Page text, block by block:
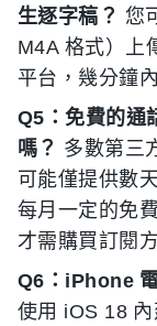
生逐字稿？ 您
M4A 格式）上
平台，幾分鐘
Q5：免費的通
嗎？ 多數第三
可能僅提供數
每月一定的免
才需購買訂閱
Q6：iPhone
使用 iOS 18